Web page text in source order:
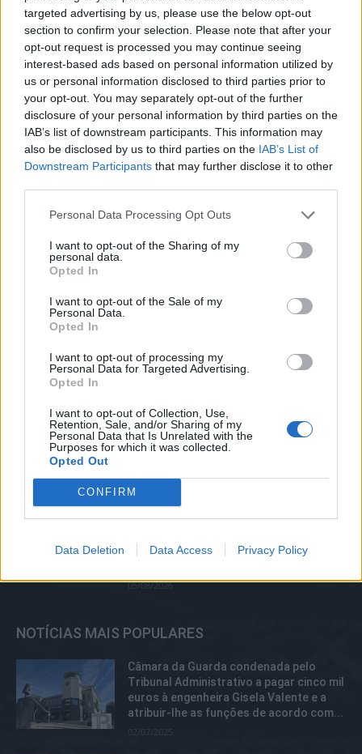
targeted advertising by us, please use the below opt-out
section to confirm your selection. Please note that after your
opt-out request is processed you may continue seeing
interest-based ads based on personal information utilized by
us or personal information disclosed to third parties prior to
your opt-out. You may separately opt-out of the further
disclosure of your personal information by third parties on the
IAB’s list of downstream participants. This information may
also be disclosed by us to third parties on the IAB’s List of
Downstream Participants that may further disclose it to other
Personal Data Processing Opt Outs
I want to opt-out of the Sharing of my
personal data.
Opted In
I want to opt-out of the Sale of my
Personal Data.
Opted In
I want to opt-out of processing my
Personal Data for Targeted Advertising.
Opted In
I want to opt-out of Collection, Use,
Retention, Sale, and/or Sharing of my
Personal Data that Is Unrelated with the
Purposes for which it was collected.
Opted Out
CONFIRM
Data Deletion Data Access Privacy Policy
defesa do lince ibérico
ESCOLHA EDITOR
Joanes, recebe no Sábado etapa do
Campeonato Nacional de Supercross
Rick Estrin & The Nightcats abrem esta
noite o Festival de Blues da Guarda
Grupo motard “Lobos do Asfalto” vai
Urbano do Rio Diz, o evento solidário
05/08/2026
NOTÍCIAS MAIS POPULARES
Câmara da Guarda condenada pelo
Tribunal Administrativo a pagar cinco mil
euros à engenheira Gisela Valente e a
atribuir-lhe as funções de acordo com...
02/07/2025